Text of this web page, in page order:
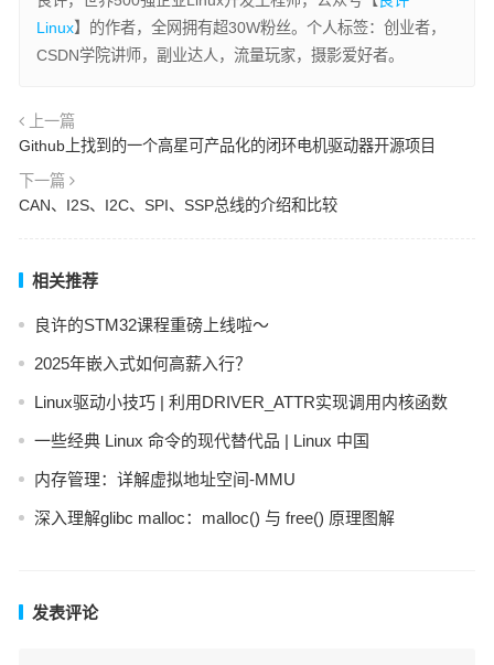
Linux】的作者，全网拥有超30W粉丝。个人标签：创业者，
CSDN学院讲师，副业达人，流量玩家，摄影爱好者。
上一篇
Github上找到的一个高星可产品化的闭环电机驱动器开源项目
下一篇
CAN、I2S、I2C、SPI、SSP总线的介绍和比较
相关推荐
良许的STM32课程重磅上线啦～
2025年嵌入式如何高薪入行？
Linux驱动小技巧 | 利用DRIVER_ATTR实现调用内核函数
一些经典 Linux 命令的现代替代品 | Linux 中国
内存管理：详解虚拟地址空间-MMU
深入理解glibc malloc：malloc() 与 free() 原理图解
发表评论